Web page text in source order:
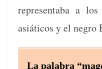
rep­re­senta­ba a
asiáti­cos y el negro
La pal­abra